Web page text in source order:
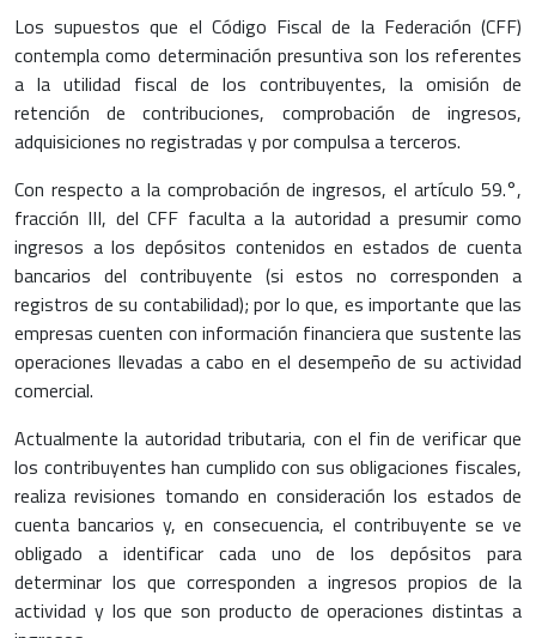
Los supuestos que el Código Fiscal de la Federación (CFF)
contempla como determinación presuntiva son los referentes
a la utilidad fiscal de los contribuyentes, la omisión de
retención de contribuciones, comprobación de ingresos,
adquisiciones no registradas y por compulsa a terceros.
Con respecto a la comprobación de ingresos, el artículo 59.°,
fracción III, del CFF faculta a la autoridad a presumir como
ingresos a los depósitos contenidos en estados de cuenta
bancarios del contribuyente (si estos no corresponden a
registros de su contabilidad); por lo que, es importante que las
empresas cuenten con información financiera que sustente las
operaciones llevadas a cabo en el desempeño de su actividad
comercial.
Actualmente la autoridad tributaria, con el fin de verificar que
los contribuyentes han cumplido con sus obligaciones fiscales,
realiza revisiones tomando en consideración los estados de
cuenta bancarios y, en consecuencia, el contribuyente se ve
obligado a identificar cada uno de los depósitos para
determinar los que corresponden a ingresos propios de la
actividad y los que son producto de operaciones distintas a